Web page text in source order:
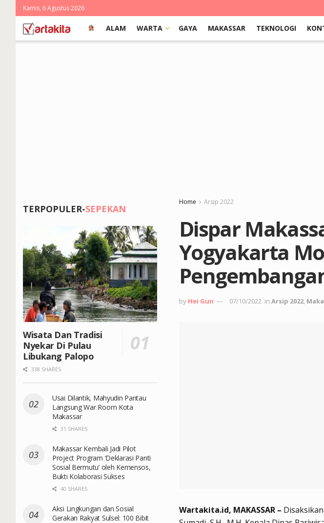
Kamis, 6 Agustus 2026
ALAM WARTA GAYA MAKASSAR TEKNOLOGI
Home Arsip 2022
Dispar
Yogyakarta
by Hei Gun 07/10/2022 in Arsip 2022,
Wartakita.id, MAKASSAR –
TERPOPULER-SEPEKAN
Wisata Dan Tradisi
Nyekar Di Pulau
Libukang Palopo
338 SHARES
Usai Dilantik, Mahyudin Pantau
Langsung War Room Kota
Makassar
31 SHARES
Makassar Kembali Jadi Pilot
Project Program ‘Deklarasi Panti
Sosial Bermutu’ oleh Kemensos,
Bukti Kolaborasi Sukses
40 SHARES
Aksi Lingkungan dan Sosial
Gerakan Rakyat Sulsel: 100 Bibit